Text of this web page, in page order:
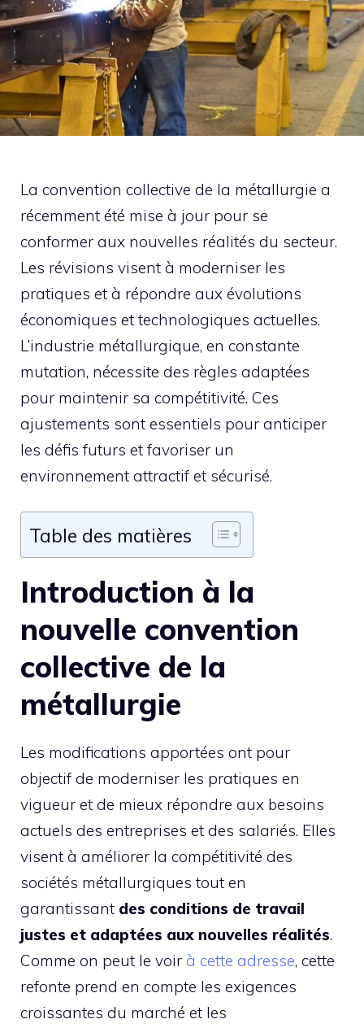
La convention collective de la métallurgie a
récemment été mise à jour pour se
conformer aux nouvelles réalités du secteur.
Les révisions visent à moderniser les
pratiques et à répondre aux évolutions
économiques et technologiques actuelles.
L’industrie métallurgique, en constante
mutation, nécessite des règles adaptées
pour maintenir sa compétitivité. Ces
ajustements sont essentiels pour anticiper
les défis futurs et favoriser un
environnement attractif et sécurisé.
Table des matières
Introduction à la
nouvelle convention
collective de la
métallurgie
Les modifications apportées ont pour
objectif de moderniser les pratiques en
vigueur et de mieux répondre aux besoins
actuels des entreprises et des salariés. Elles
visent à améliorer la compétitivité des
sociétés métallurgiques tout en
garantissant des conditions de travail
justes et adaptées aux nouvelles réalités.
Comme on peut le voir à cette adresse, cette
refonte prend en compte les exigences
croissantes du marché et les